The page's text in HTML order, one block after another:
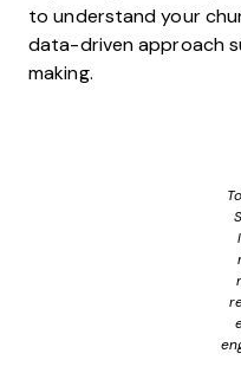
to understand your
data-driven approach
making.